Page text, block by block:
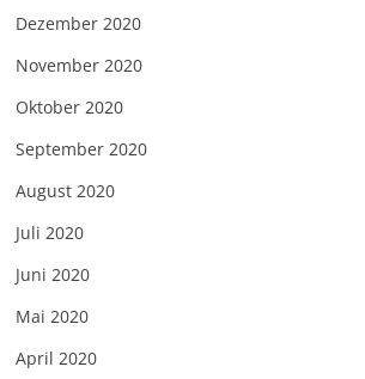
Dezember 2020
November 2020
Oktober 2020
September 2020
August 2020
Juli 2020
Juni 2020
Mai 2020
April 2020